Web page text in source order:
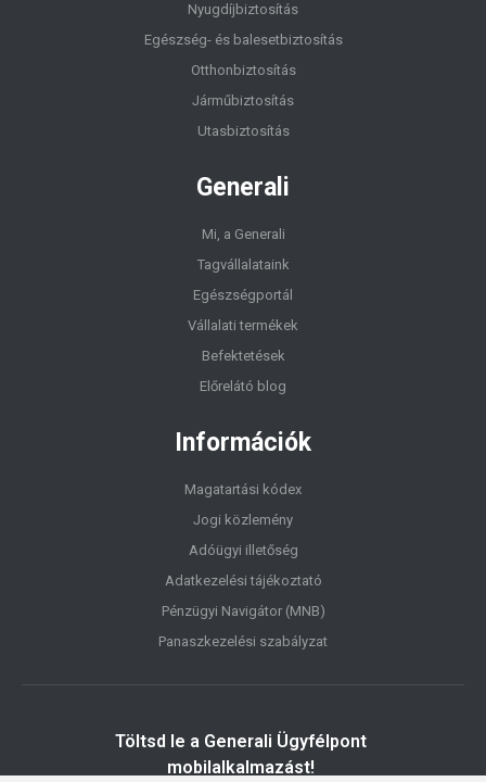
Nyugdíjbiztosítás
Egészség- és balesetbiztosítás
Otthonbiztosítás
Járműbiztosítás
Utasbiztosítás
Generali
Mi, a Generali
Tagvállalataink
Egészségportál
Vállalati termékek
Befektetések
Előrelátó blog
Információk
Magatartási kódex
Jogi közlemény
Adóügyi illetőség
Adatkezelési tájékoztató
Pénzügyi Navigátor (MNB)
Panaszkezelési szabályzat
Töltsd le a Generali Ügyfélpont
mobilalkalmazást!